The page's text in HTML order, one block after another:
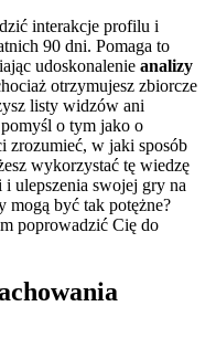
interakcje profilu i
90 dni. Pomaga to
udoskonalenie analizy
otrzymujesz zbiorcze
listy widzów ani
o tym jako o
zrozumieć, w jaki sposób
wykorzystać tę wiedzę
ulepszenia swojej gry na
mogą być tak potężne?
poprowadzić Cię do